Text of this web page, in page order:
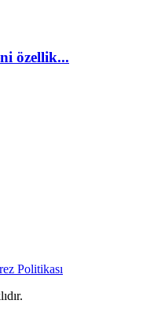
özellik...
Politikası